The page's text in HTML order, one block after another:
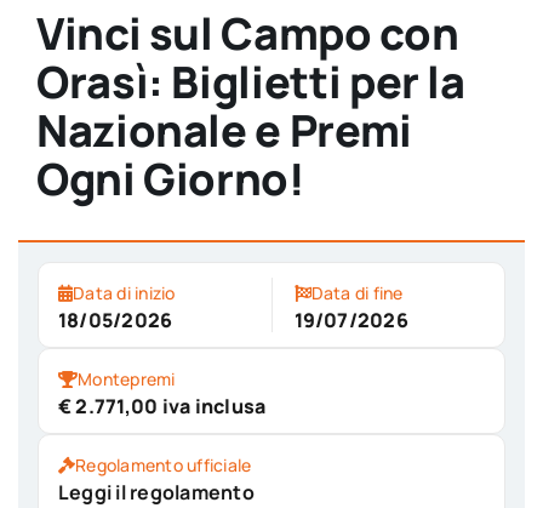
Vinci sul Campo con
Orasì: Biglietti per la
Nazionale e Premi
Ogni Giorno!
Data di inizio
18/05/2026
Data di fine
19/07/2026
Montepremi
€ 2.771,00 iva inclusa
Regolamento ufficiale
Leggi il regolamento